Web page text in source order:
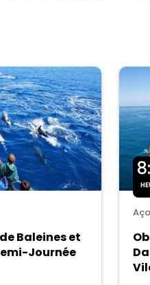
Baleines et
Journée